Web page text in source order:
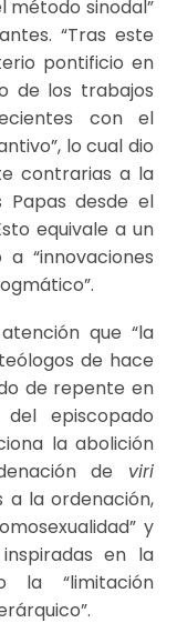
método sinodal”
“Tras este
pontificio en
de los trabajos
con el
lo cual dio
contrarias a la
desde el
equivale a un
“innovaciones
que “la
de hace
de repente en
episcopado
la abolición
de viri
a la ordenación,
y
en la
la “limitación